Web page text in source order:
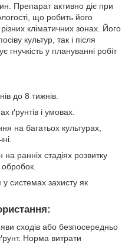
Препарат активно діє при
що робить його
кліматичних зонах. Його
культур, так і після
у плануванні робіт
до 8 тижнів.
ґрунтів і умовах.
на багатьох культурах,
ранніх стадіях розвитку
системах захисту як
:
сходів або безпосередньо
Норма витрати